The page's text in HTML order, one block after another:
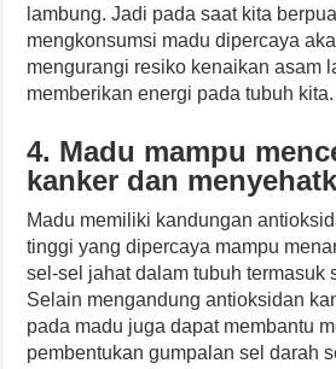
lambung. Jadi pada saat kita
mengkonsumsi madu dipercaya
mengurangi resiko kenaikan asam
memberikan energi pada tubuh kita.
4. Madu mampu
kanker dan
Madu memiliki kandungan
tinggi yang dipercaya mampu
sel-sel jahat dalam tubuh termasuk
Selain mengandung antioksidan
pada madu juga dapat membantu
pembentukan gumpalan sel darah